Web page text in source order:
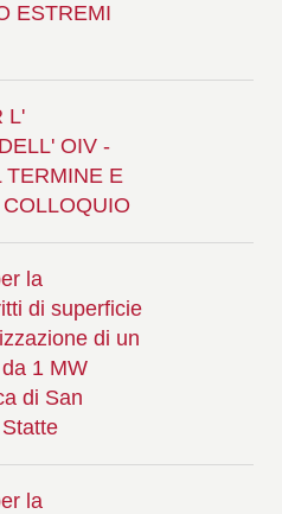
ESTREMI
L'
OIV -
TERMINE E
la
di superficie
di un
1 MW
di San
la